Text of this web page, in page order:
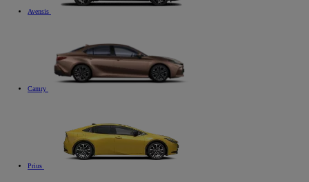
Avensis
Camry
Prius